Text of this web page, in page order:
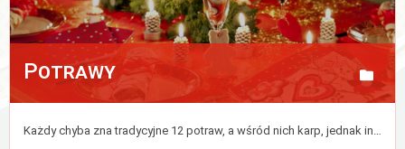
Potrawy
Każdy chyba zna tradycyjne 12 potraw, a wśród nich karp, jednak inne potrawy różnią się w różnych domach. Tutaj śmiało możesz wymienić się przepisami na swój wymarzony zestaw 12 dań.